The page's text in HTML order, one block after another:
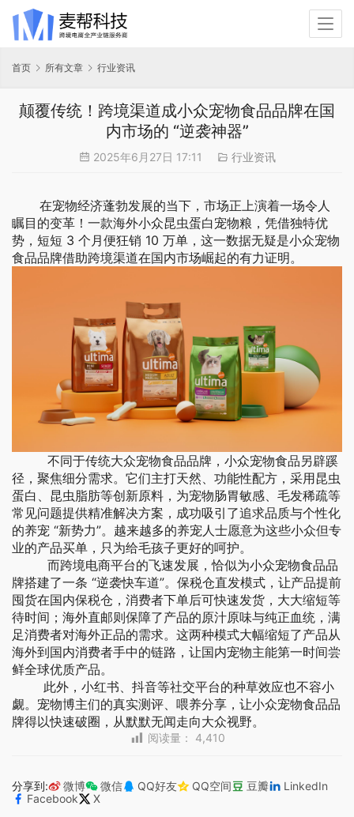
首页 所有文章 行业资讯
颠覆传统！跨境渠道成小众宠物食品品牌在国
内市场的 “逆袭神器”
2025年6月27日 17:11 行业资讯
在宠物经济蓬勃发展的当下，市场正上演着一场令人
瞩目的变革！一款海外小众昆虫蛋白宠物粮，凭借独特优
势，短短 3 个月便狂销 10 万单，这一数据无疑是小众宠物
食品品牌借助跨境渠道在国内市场崛起的有力证明。
不同于传统大众宠物食品品牌，小众宠物食品另辟蹊
径，聚焦细分需求。它们主打天然、功能性配方，采用昆虫
蛋白、昆虫脂肪等创新原料，为宠物肠胃敏感、毛发稀疏等
常见问题提供精准解决方案，成功吸引了追求品质与个性化
的养宠 “新势力”。越来越多的养宠人士愿意为这些小众但专
业的产品买单，只为给毛孩子更好的呵护。
而跨境电商平台的飞速发展，恰似为小众宠物食品品
牌搭建了一条 “逆袭快车道”。保税仓直发模式，让产品提前
囤货在国内保税仓，消费者下单后可快速发货，大大缩短等
待时间；海外直邮则保障了产品的原汁原味与纯正血统，满
足消费者对海外正品的需求。这两种模式大幅缩短了产品从
海外到国内消费者手中的链路，让国内宠物主能第一时间尝
鲜全球优质产品。
此外，小红书、抖音等社交平台的种草效应也不容小
觑。宠物博主们的真实测评、喂养分享，让小众宠物食品品
牌得以快速破圈，从默默无闻走向大众视野。
阅读量： 4,410
分享到: 微博 微信 QQ好友 QQ空间 豆瓣
LinkedIn
Facebook
X